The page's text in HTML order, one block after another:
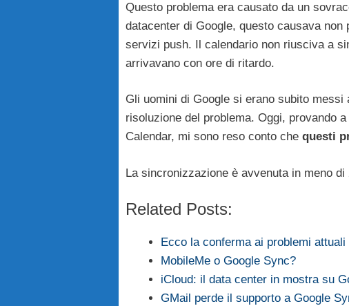
Questo problema era causato da un
datacenter di Google, questo causava
servizi push. Il calendario non riusciva a
arrivavano con ore di ritardo.
Gli uomini di Google si erano subito
risoluzione del problema. Oggi, provando
Calendar, mi sono reso conto che questi
La sincronizzazione è avvenuta in meno
Related Posts:
Ecco la conferma ai problemi
MobileMe o Google Sync?
iCloud: il data center in mostra su
GMail perde il supporto a Google